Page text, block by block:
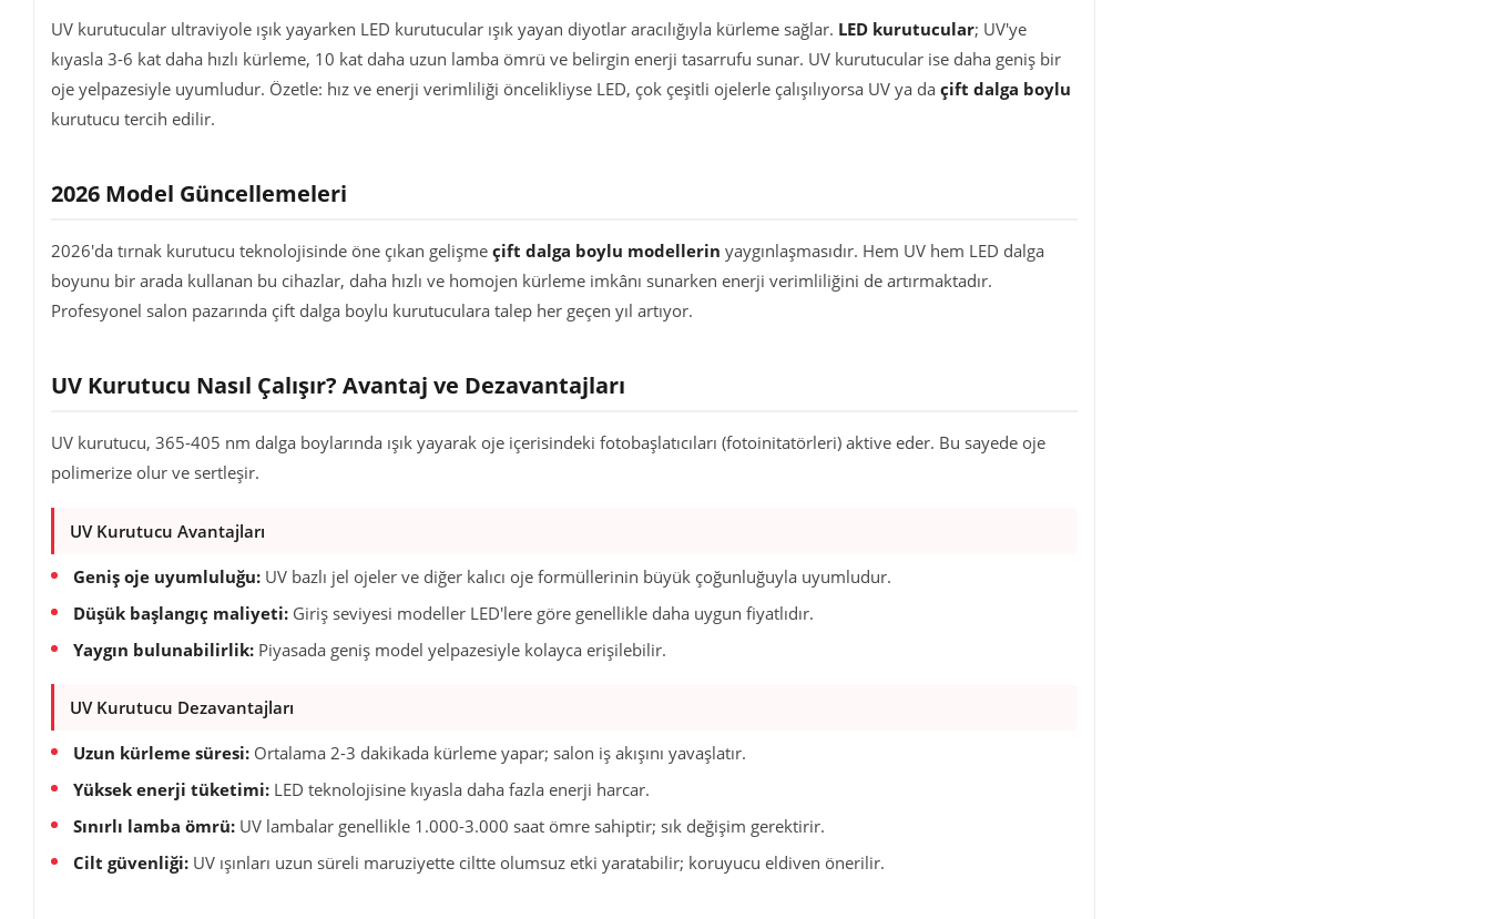
UV kurutucular ultraviyole ışık yayarken LED kurutucular ışık yayan diyotlar aracılığıyla kürleme sağlar. LED kurutucular; UV'ye
kıyasla 3-6 kat daha hızlı kürleme, 10 kat daha uzun lamba ömrü ve belirgin enerji tasarrufu sunar. UV kurutucular ise daha geniş bir
oje yelpazesiyle uyumludur. Özetle: hız ve enerji verimliliği öncelikliyse LED, çok çeşitli ojelerle çalışılıyorsa UV ya daçift dalga boylu
kurutucu tercih edilir.
2026 Model Güncellemeleri
2026'da tırnak kurutucu teknolojisinde öne çıkan gelişmeçift dalga boylu modellerin yaygınlaşmasıdır. Hem UV hem LED dalga
boyunu bir arada kullanan bu cihazlar, daha hızlı ve homojen kürleme imkânı sunarken enerji verimliliğini de artırmaktadır.
Profesyonel salon pazarında çift dalga boylu kurutuculara talep her geçen yıl artıyor.
UV Kurutucu Nasıl Çalışır? Avantaj ve Dezavantajları
UV kurutucu, 365-405 nm dalga boylarında ışık yayarak oje içerisindeki fotobaşlatıcıları (fotoinitatörleri) aktive eder. Bu sayede oje
polimerize olur ve sertleşir.
UV Kurutucu Avantajları
Geniş oje uyumluluğu: UV bazlı jel ojeler ve diğer kalıcı oje formüllerinin büyük çoğunluğuyla uyumludur.
Düşük başlangıç maliyeti: Giriş seviyesi modeller LED'lere göre genellikle daha uygun fiyatlıdır.
Yaygın bulunabilirlik: Piyasada geniş model yelpazesiyle kolayca erişilebilir.
UV Kurutucu Dezavantajları
Uzun kürleme süresi: Ortalama 2-3 dakikada kürleme yapar; salon iş akışını yavaşlatır.
Yüksek enerji tüketimi: LED teknolojisine kıyasla daha fazla enerji harcar.
Sınırlı lamba ömrü: UV lambalar genellikle 1.000-3.000 saat ömre sahiptir; sık değişim gerektirir.
Cilt güvenliği: UV ışınları uzun süreli maruziyette ciltte olumsuz etki yaratabilir; koruyucu eldiven önerilir.